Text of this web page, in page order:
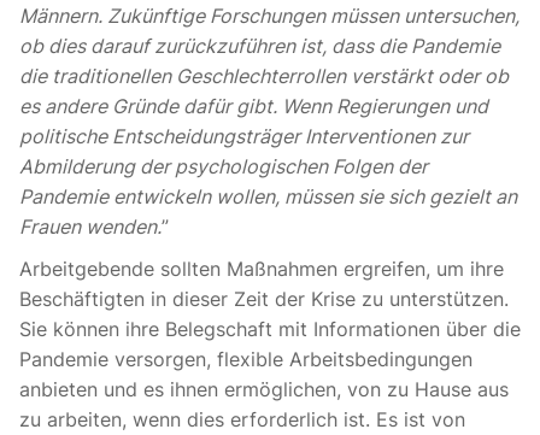
Männern. Zukünftige Forschungen müssen untersuchen,
ob dies darauf zurückzuführen ist, dass die Pandemie
die traditionellen Geschlechterrollen verstärkt oder ob
es andere Gründe dafür gibt. Wenn Regierungen und
politische Entscheidungsträger Interventionen zur
Abmilderung der psychologischen Folgen der
Pandemie entwickeln wollen, müssen sie sich gezielt an
Frauen wenden.”
Arbeitgebende sollten Maßnahmen ergreifen, um ihre
Beschäftigten in dieser Zeit der Krise zu unterstützen.
Sie können ihre Belegschaft mit Informationen über die
Pandemie versorgen, flexible Arbeitsbedingungen
anbieten und es ihnen ermöglichen, von zu Hause aus
zu arbeiten, wenn dies erforderlich ist. Es ist von